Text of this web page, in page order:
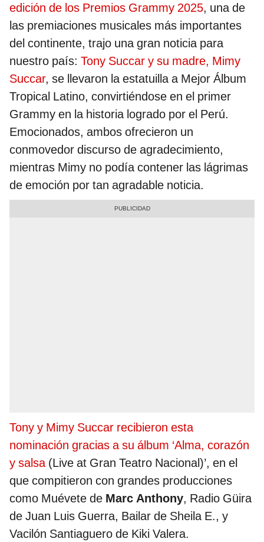
edición de los Premios Grammy 2025, una de
las premiaciones musicales más importantes
del continente, trajo una gran noticia para
nuestro país: Tony Succar y su madre, Mimy
Succar, se llevaron la estatuilla a Mejor Álbum
Tropical Latino, convirtiéndose en el primer
Grammy en la historia logrado por el Perú.
Emocionados, ambos ofrecieron un
conmovedor discurso de agradecimiento,
mientras Mimy no podía contener las lágrimas
de emoción por tan agradable noticia.
Tony y Mimy Succar recibieron esta
nominación gracias a su álbum ‘Alma, corazón
y salsa(Live at Gran Teatro Nacional)’, en el
que compitieron con grandes producciones
como Muévete de Marc Anthony, Radio Güira
de Juan Luis Guerra, Bailar de Sheila E., y
Vacilón Santiaguero de Kiki Valera.